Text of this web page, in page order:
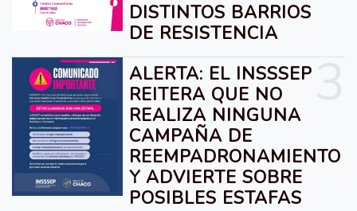
DISTINTOS BARRIOS
DE RESISTENCIA
ALERTA: EL INSSSEP
REITERA QUE NO
REALIZA NINGUNA
CAMPAÑA DE
REEMPADRONAMIENTO
Y ADVIERTE SOBRE
POSIBLES ESTAFAS